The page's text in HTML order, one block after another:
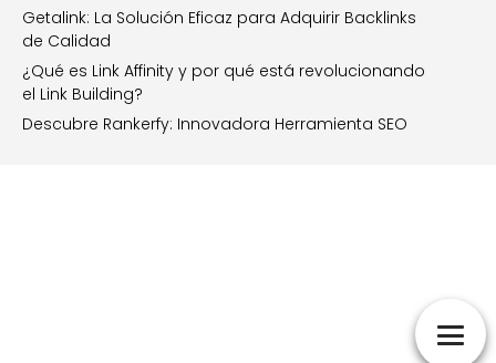
Getalink: La Solución Eficaz para Adquirir Backlinks
de Calidad
¿Qué es Link Affinity y por qué está revolucionando
el Link Building?
Descubre Rankerfy: Innovadora Herramienta SEO